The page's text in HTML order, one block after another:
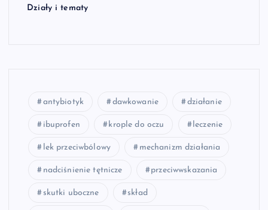
Działy i tematy
antybiotyk dawkowanie działanie
ibuprofen krople do oczu leczenie
lek przeciwbólowy mechanizm działania
nadciśnienie tętnicze przeciwwskazania
skutki uboczne skład